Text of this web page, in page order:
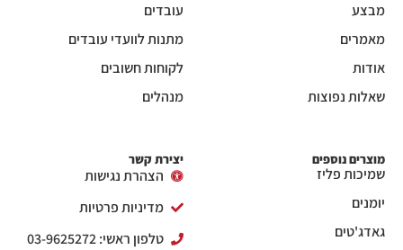
מבצע
מאמרים
אודות
שאלות נפוצות
עובדים
מתנות לוועדי עובדים
לקוחות חשובים
מנהלים
מוצרים נוספים
שמיכות פליז
יומנים
גאדג'טים
יצירת קשר
הצהרת נגישות
מדיניות פרטיות
טלפון ראשי: 03-9625272